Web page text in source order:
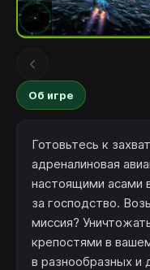
Об игре
Готовьтесь к
адреналиновая
настоящими асами
за господство.
миссия?
крепостями в
в разнообразных и